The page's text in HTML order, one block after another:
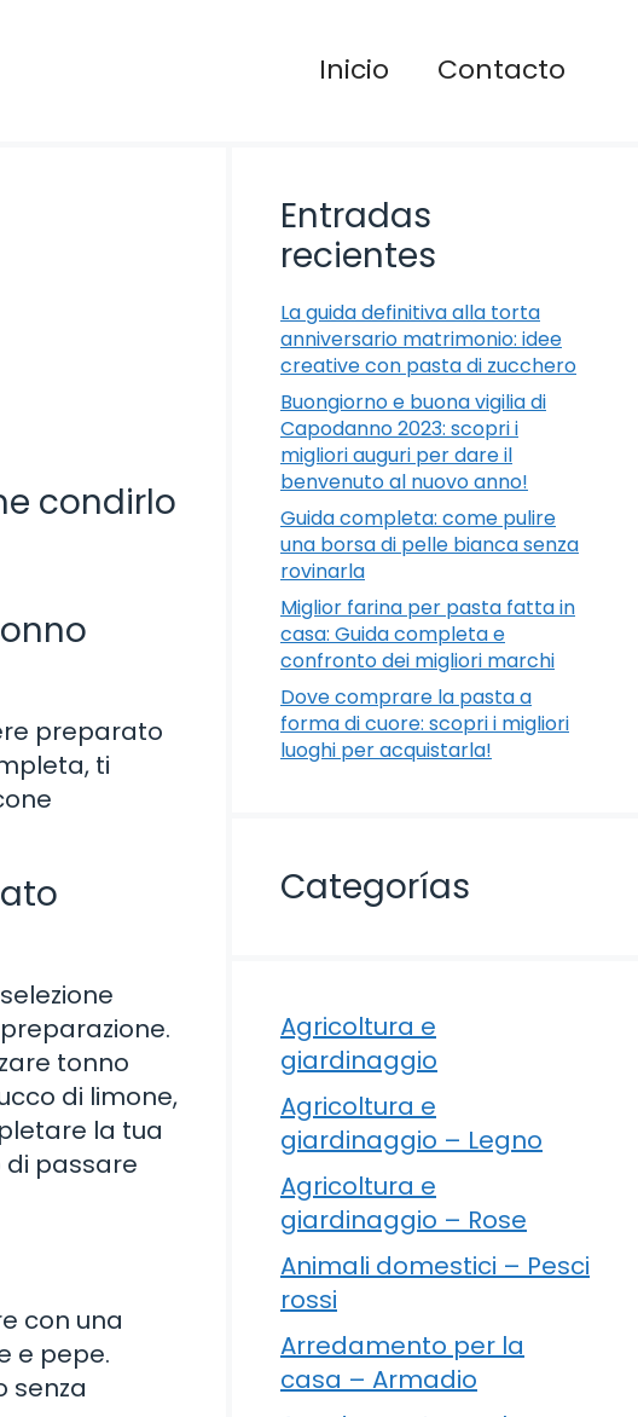
Inicio Contacto
condirlo
preparato
ti
tonno
di limone,
la tua
di passare
con una
e pepe.
senza
Entradas
recientes
La guida definitiva alla torta
anniversario matrimonio: idee
creative con pasta di zucchero
Buongiorno e buona vigilia di
Capodanno 2023: scopri i
migliori auguri per dare il
benvenuto al nuovo anno!
Guida completa: come pulire
una borsa di pelle bianca senza
rovinarla
Miglior farina per pasta fatta in
casa: Guida completa e
confronto dei migliori marchi
Dove comprare la pasta a
forma di cuore: scopri i migliori
luoghi per acquistarla!
Categorías
Agricoltura e
giardinaggio
Agricoltura e
giardinaggio – Legno
Agricoltura e
giardinaggio – Rose
Animali domestici – Pesci
rossi
Arredamento per la
casa – Armadio